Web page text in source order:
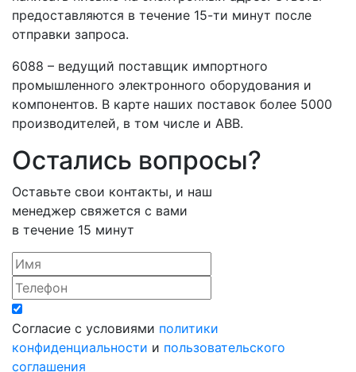
предоставляются в течение 15-ти минут после
отправки запроса.
6088 – ведущий поставщик импортного
промышленного электронного оборудования и
компонентов. В карте наших поставок более 5000
производителей, в том числе и ABB.
Остались вопросы?
Оставьте свои контакты, и наш
менеджер свяжется с вами
в течение 15 минут
Согласие с условиями политики
конфиденциальности и пользовательского
соглашения